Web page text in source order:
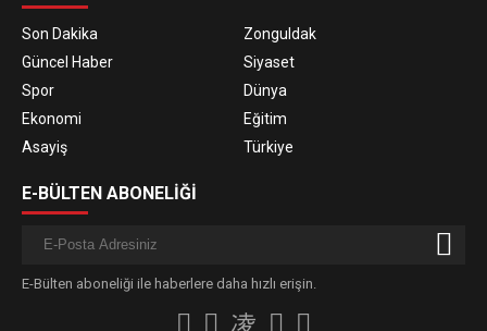
Son Dakika
Zonguldak
Güncel Haber
Siyaset
Spor
Dünya
Ekonomi
Eğitim
Asayiş
Türkiye
E-BÜLTEN ABONELİĞİ
E-Bülten aboneliği ile haberlere daha hızlı erişin.